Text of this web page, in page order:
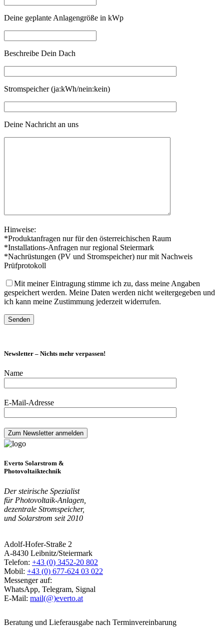
Deine geplante Anlagengröße in kWp
Beschreibe Dein Dach
Stromspeicher (ja:kWh/nein:kein)
Deine Nachricht an uns
Hinweise:
*Produktanfragen nur für den österreichischen Raum
*Installations-Anfragen nur regional Steiermark
*Nachrüstungen (PV und Stromspeicher) nur mit Nachweis
Prüfprotokoll
Mit meiner Eintragung stimme ich zu, dass meine Angaben
gespeichert werden. Meine Daten werden nicht weitergegeben und
ich kann meine Zustimmung jederzeit widerrufen.
Newsletter – Nichts mehr verpassen!
Name
E-Mail-Adresse
Everto Solarstrom &
Photovoltaiktechnik
Der steirische Spezialist
für Photovoltaik-Anlagen,
dezentrale Stromspeicher,
und Solarstrom seit 2010
Adolf-Hofer-Straße 2
A-8430 Leibnitz/Steiermark
Telefon: +43 (0) 3452-20 802
Mobil: +43 (0) 677-624 03 022
Messenger auf:
WhatsApp, Telegram, Signal
E-Mail: mail(@)everto.at
Beratung und Lieferausgabe nach Terminvereinbarung